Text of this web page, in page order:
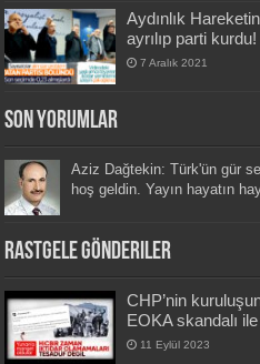
Aydınlık
ayrılıp parti kurdu!
7 Aralık 2021
Son Yorumlar
Aziz Dağtekin: Türk'ün gür
hoş geldin. Yayın hayatın
Rastgele Gönderiler
CHP’nin
EOKA skandalı
11 Eylül 2023